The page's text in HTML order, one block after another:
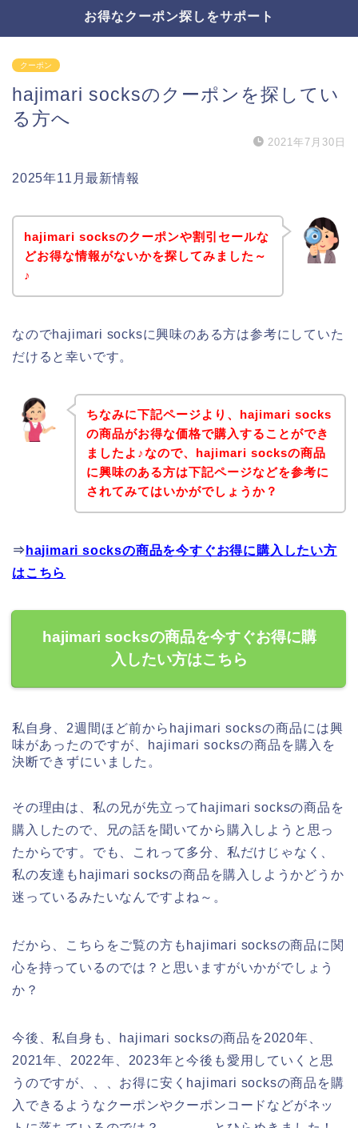
お得なクーポン探しをサポート
クーポン
hajimari socksのクーポンを探してい
る方へ
2021年7月30日
2025年11月最新情報
hajimari socksのクーポンや割引セールな
どお得な情報がないかを探してみました～
♪
なのでhajimari socksに興味のある方は参考にしていた
だけると幸いです。
ちなみに下記ページより、hajimari socks
の商品がお得な価格で購入することができ
ましたよ♪なので、hajimari socksの商品
に興味のある方は下記ページなどを参考に
されてみてはいかがでしょうか？
⇒ hajimari socksの商品を今すぐお得に購入したい方
はこちら
hajimari socksの商品を今すぐお得に購
入したい方はこちら
私自身、2週間ほど前からhajimari socksの商品には興
味があったのですが、hajimari socksの商品を購入を
決断できずにいました。
その理由は、私の兄が先立ってhajimari socksの商品を
購入したので、兄の話を聞いてから購入しようと思っ
たからです。でも、これって多分、私だけじゃなく、
私の友達もhajimari socksの商品を購入しようかどうか
迷っているみたいなんですよね～。
だから、こちらをご覧の方もhajimari socksの商品に関
心を持っているのでは？と思いますがいかがでしょう
か？
今後、私自身も、hajimari socksの商品を2020年、
2021年、2022年、2023年と今後も愛用していくと思
うのですが、、、お得に安くhajimari socksの商品を購
入できるようなクーポンやクーポンコードなどがネッ